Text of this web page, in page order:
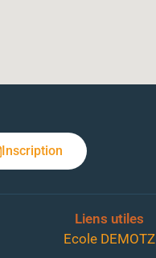
Inscription
Liens utiles
Ecole DEMOTZ